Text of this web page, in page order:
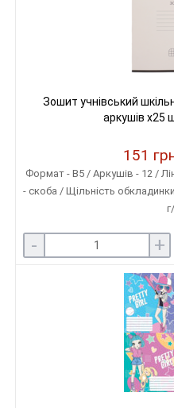
Зошит учнівський
аркушів х25
151
Формат - B5 / Аркушів - 12 /
- скоба / Щільність
- +